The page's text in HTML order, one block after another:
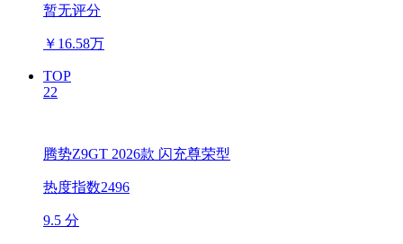
暂无评分
￥ 16.58万
TOP
22
腾势Z9GT 2026款 闪充尊荣型
热度指数2496
9.5 分